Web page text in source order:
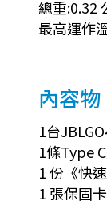
總重:0.32
最高運作
內容物
1台
1條Type
1 份《快
1 張保固